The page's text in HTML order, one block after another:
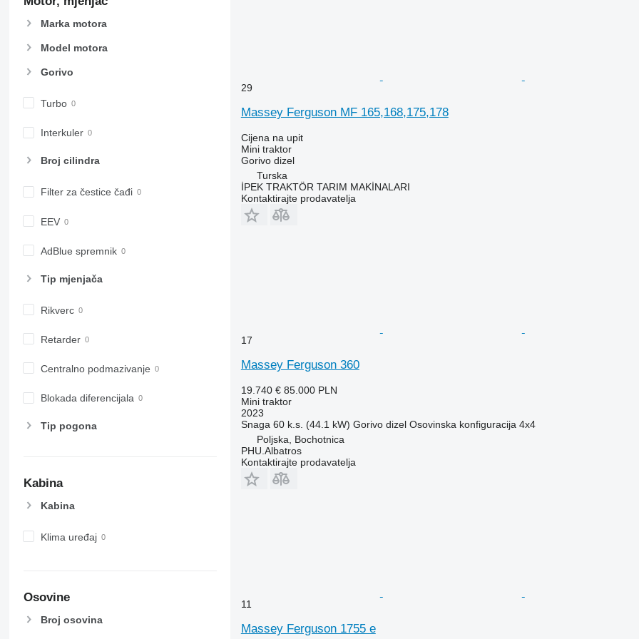
Marka motora
Model motora
Gorivo
Turbo
Interkuler
Broj cilindra
Filter za čestice čađi
EEV
AdBlue spremnik
Tip mјenjača
Rikverc
Retarder
Centralno podmazivanje
Blokada diferencijala
Tip pogona
Kabina
Kabina
Klima uređaj
Osovine
Broj osovina
29
Massey Ferguson MF 165,168,175,178
Cijena na upit
Mini traktor
Gorivo dizel
Turska
İPEK TRAKTÖR TARIM MAKİNALARI
Kontaktirajte prodavatelja
17
Massey Ferguson 360
19.740 € 85.000 PLN
Mini traktor
2023
Snaga 60 k.s. (44.1 kW) Gorivo dizel Osovinska konfiguracija 4x4
Poljska, Bochotnica
PHU.Albatros
Kontaktirajte prodavatelja
11
Massey Ferguson 1755 e